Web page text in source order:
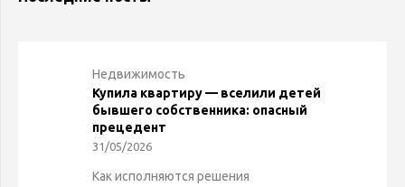
Недвижимость
Купила квартиру — вселили детей
бывшего собственника: опасный
прецедент
31/05/2026
Как исполняются решения